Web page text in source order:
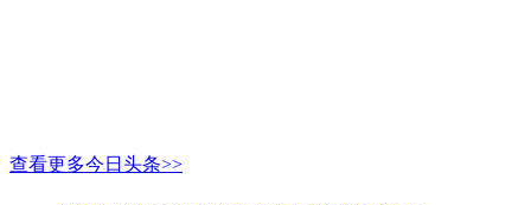
查看更多今日头条>>